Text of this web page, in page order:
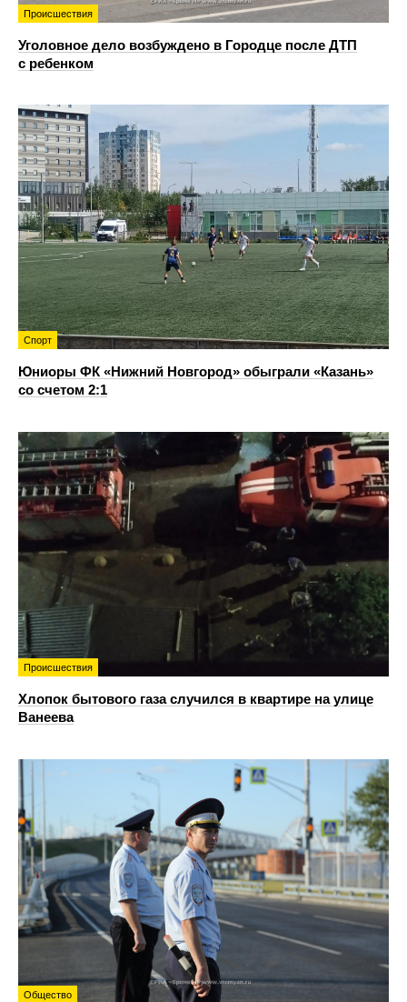
Происшествия
Уголовное дело возбуждено в Городце после ДТП
с ребенком
Спорт
Юниоры ФК «Нижний Новгород» обыграли «Казань»
со счетом 2:1
Происшествия
Хлопок бытового газа случился в квартире на улице
Ванеева
Общество